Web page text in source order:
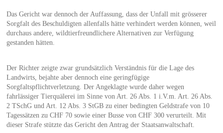
Das Gericht war dennoch der Auffassung, dass der Unfall mit grösserer
Sorgfalt des Beschuldigten allenfalls hätte verhindert werden können, weil
durchaus andere, wildtierfreundlichere Alternativen zur Verfügung
gestanden hätten.
Der Richter zeigte zwar grundsätzlich Verständnis für die Lage des
Landwirts, bejahte aber dennoch eine geringfügige
Sorgfaltspflichtverletzung. Der Angeklagte wurde daher wegen
fahrlässiger Tierquälerei im Sinne von Art. 26 Abs. 1 i.V.m. Art. 26 Abs.
2 TSchG und Art. 12 Abs. 3 StGB zu einer bedingten Geldstrafe von 10
Tagessätzen zu CHF 70 sowie einer Busse von CHF 300 verurteilt. Mit
dieser Strafe stützte das Gericht den Antrag der Staatsanwaltschaft.